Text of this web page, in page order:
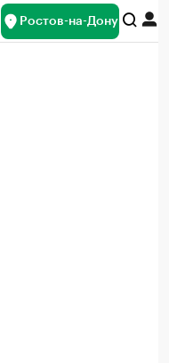
Ростов-на-Дону